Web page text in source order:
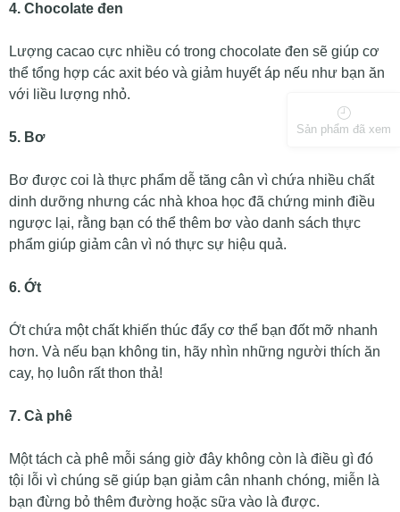
4. Chocolate đen
Lượng cacao cực nhiều có trong chocolate đen sẽ giúp cơ
thể tổng hợp các axit béo và giảm huyết áp nếu như bạn ăn
với liều lượng nhỏ.
5. Bơ
Bơ được coi là thực phẩm dễ tăng cân vì chứa nhiều chất
dinh dưỡng nhưng các nhà khoa học đã chứng minh điều
ngược lại, rằng bạn có thể thêm bơ vào danh sách thực
phẩm giúp giảm cân vì nó thực sự hiệu quả.
6. Ớt
Ớt chứa một chất khiến thúc đẩy cơ thể bạn đốt mỡ nhanh
hơn. Và nếu bạn không tin, hãy nhìn những người thích ăn
cay, họ luôn rất thon thả!
7. Cà phê
Một tách cà phê mỗi sáng giờ đây không còn là điều gì đó
tội lỗi vì chúng sẽ giúp bạn giảm cân nhanh chóng, miễn là
bạn đừng bỏ thêm đường hoặc sữa vào là được.
Sản phẩm đã xem